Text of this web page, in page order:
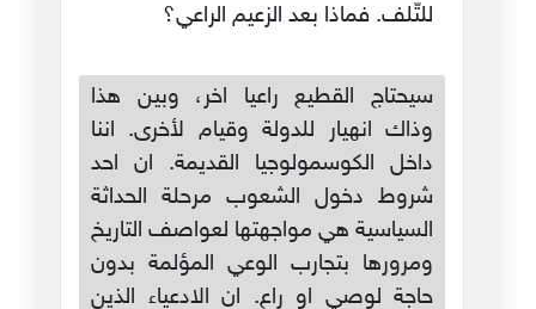
للتّلف. فماذا بعد الزعيم الراعي؟
سيحتاج القطيع راعيا اخر، وبين هذا
وذاك انهيار للدولة وقيام لأخرى. اننا
داخل الكوسمولوجيا القديمة. ان احد
شروط دخول الشعوب مرحلة الحداثة
السياسية هي مواجهتها لعواصف التاريخ
ومرورها بتجارب الوعي المؤلمة بدون
حاجة لوصي او راع. ان الادعياء الذين